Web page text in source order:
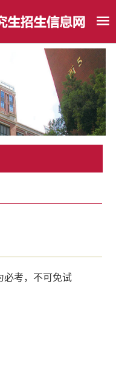
必考，不可免试